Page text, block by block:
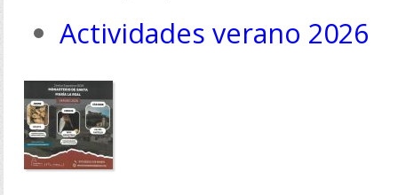
Actividades verano 2026